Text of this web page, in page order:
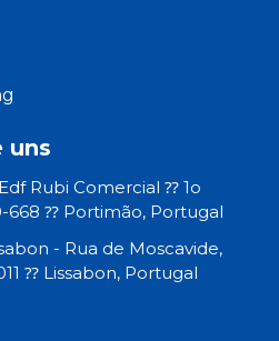
uns
Rubi Comercial ⁇ 1o
668 ⁇ Portimão, Portugal
- Rua de Moscavide,
⁇ Lissabon, Portugal